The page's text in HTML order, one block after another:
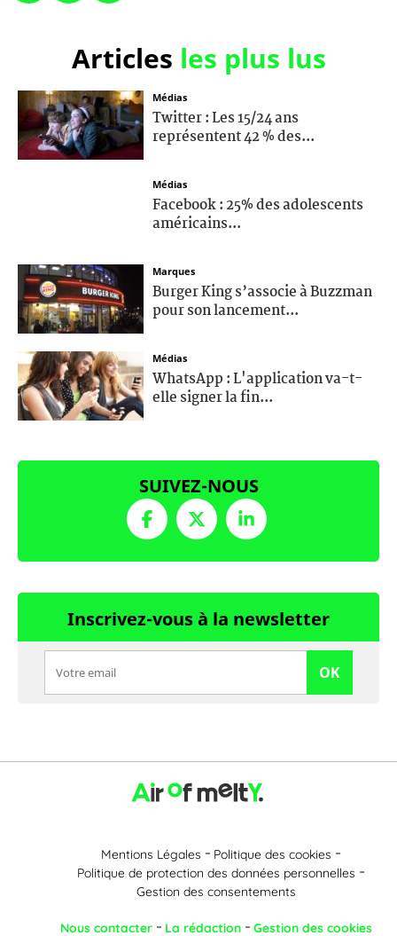
Articles les plus lus
Médias
Twitter : Les 15/24 ans
représentent 42 % des...
Médias
Facebook : 25% des adolescents
américains...
Marques
Burger King s’associe à Buzzman
pour son lancement...
Médias
WhatsApp : L'application va-t-
elle signer la fin...
SUIVEZ-NOUS
Inscrivez-vous à la newsletter
OK
Mentions Légales
Politique des cookies
Politique de protection des données personnelles
Gestion des consentements
Nous contacter La rédaction Gestion des cookies